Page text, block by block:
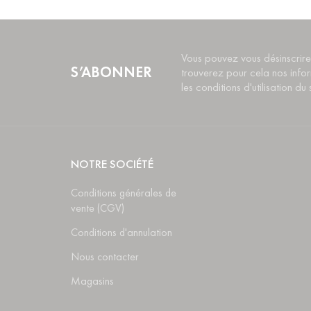
S’ABONNER
Vous pouvez vous
trouverez pour cela nos
les conditions d'utilisation du
NOTRE SOCIÉTÉ
Conditions générales de
vente (CGV)
Conditions d'annulation
Nous contacter
Magasins